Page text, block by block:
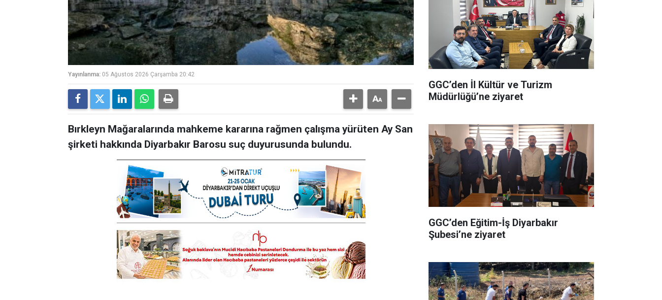
Yayınlanma: 05 Ağustos 2026 Çarşamba 20:42
Bırkleyn Mağaralarında mahkeme kararına rağmen çalışma yürüten Ay San
şirketi hakkında Diyarbakır Barosu suç duyurusunda bulundu.
GGC’den İl Kültür ve Turizm
Müdürlüğü’ne ziyaret
GGC’den Eğitim-İş Diyarbakır
Şubesi’ne ziyaret